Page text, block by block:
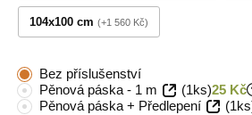
104x100 cm +1 560 Kč
Bez příslušenství
Pěnová páska - 1 m
(1ks)25 Kč
Pěnová páska + Předlepení